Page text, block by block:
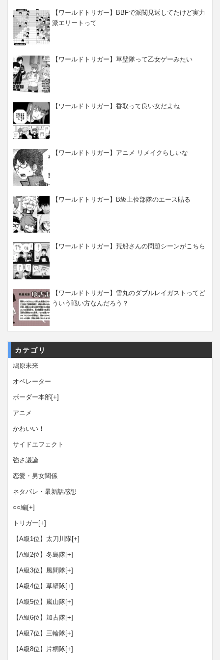
【ワールドトリガー】BBFで派閥見返してたけど実力
派エリートって
【ワールドトリガー】草壁隊って乙女ゲーみたい
【ワールドトリガー】香取って良い女だよね
【ワールドトリガー】アニメ リメイクらしいな
【ワールドトリガー】B級上位部隊のエース貼る
【ワールドトリガー】荒船さんの問題シーンがこちら
【ワールドトリガー】雪丸のダブルレイガストってど
ういう戦い方なんだろう？
カテゴリ
鳩原未来
オペレーター
ボーダー本部[+]
アニメ
かわいい！
サイドエフェクト
強さ議論
恋愛・男女関係
ネタバレ・最新話感想
○○編[+]
トリガー[+]
【A級1位】太刀川隊[+]
【A級2位】冬島隊[+]
【A級3位】風間隊[+]
【A級4位】草壁隊[+]
【A級5位】嵐山隊[+]
【A級6位】加古隊[+]
【A級7位】三輪隊[+]
【A級8位】片桐隊[+]